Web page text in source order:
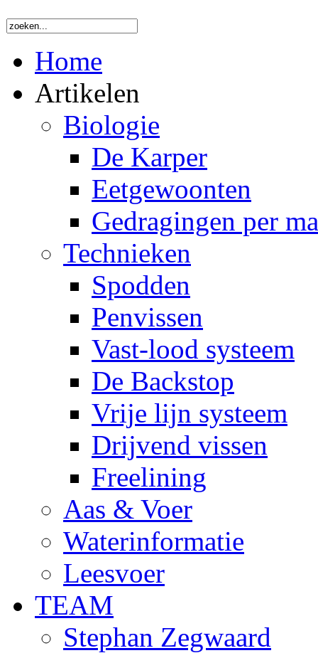
Home
Artikelen
Biologie
De Karper
Eetgewoonten
Gedragingen per
Technieken
Spodden
Penvissen
Vast-lood systeem
De Backstop
Vrije lijn systeem
Drijvend vissen
Freelining
Aas & Voer
Waterinformatie
Leesvoer
TEAM
Stephan Zegwaard